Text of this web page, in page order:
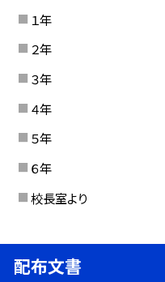
１年
２年
３年
４年
５年
６年
校長室より
配布文書